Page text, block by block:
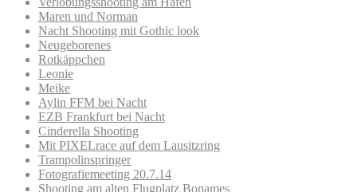
Maren und Norman
Nacht Shooting mit Gothic look
Neugeborenes
Rotkäppchen
Leonie
Meike
Aylin FFM bei Nacht
EZB Frankfurt bei Nacht
Cinderella Shooting
Mit PIXELrace auf dem Lausitzring
Trampolinspringer
Fotografiemeeting 20.7.14
Shooting am alten Flugplatz Bonames